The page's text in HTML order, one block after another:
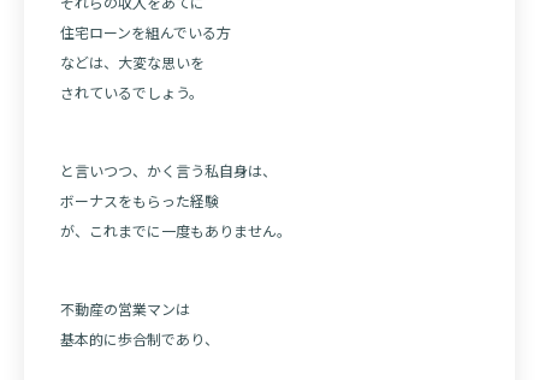
住宅ローンを組んでいる方
などは、大変な思いを
されているでしょう。
と言いつつ、かく言う私自身は、
ボーナスをもらった経験
が、これまでに一度もありません。
不動産の営業マンは
基本的に歩合制であり、